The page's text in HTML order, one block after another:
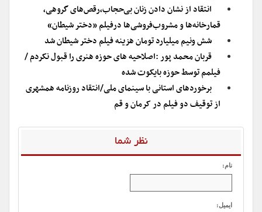
انتقاد از نشان دادن زنان بی‌حجاب،رقص‌های گروهی،
قمارخانه‌ها و مشروب‌فروشی‌ها درفیلم «دختر شیطان»
شش ونیم میلیارد تومان هزینه فیلم دختر شیطان شد
قربان محمد پور :اصلاحیه های حوزه هنری را قبول نکردم /
فیلمم توسط حوزه بایکوت شده
برخوردهای استانی با سینمای ملی/انتقاد روزنامه همشهری
از توقیف دو فیلم در کرمان و قم
نظر شما
نام:
ایمیل: